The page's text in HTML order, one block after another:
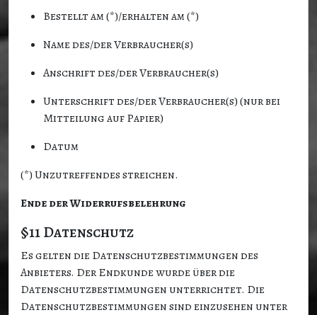
Bestellt am (*)/erhalten am (*)
Name des/der Verbraucher(s)
Anschrift des/der Verbraucher(s)
Unterschrift des/der Verbraucher(s) (nur bei
Mitteilung auf Papier)
Datum
(*) Unzutreffendes streichen.
Ende der Widerrufsbelehrung
§11 Datenschutz
Es gelten die Datenschutzbestimmungen des
Anbieters. Der Endkunde wurde über die
Datenschutzbestimmungen unterrichtet. Die
Datenschutzbestimmungen sind einzusehen unter